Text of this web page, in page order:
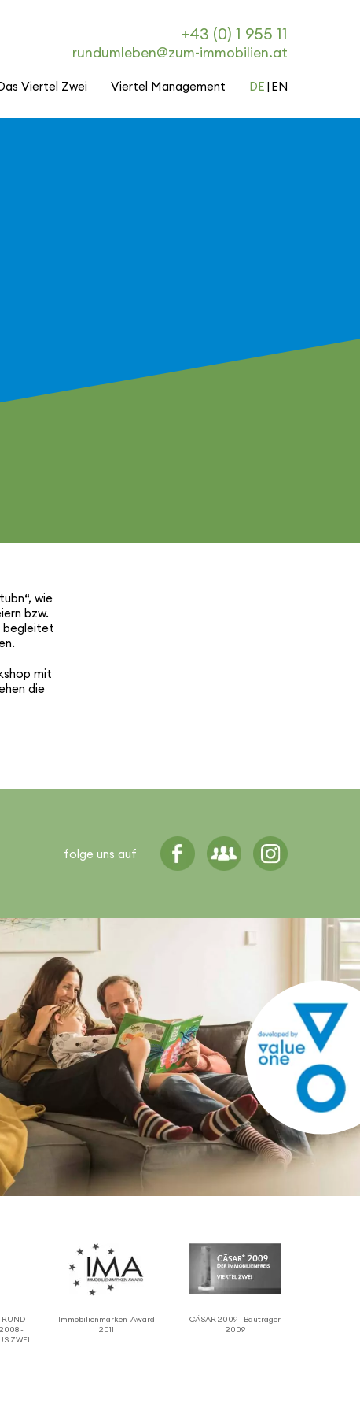
Viertel Zwei Viertel Management DE EN
+43 (0) 1 955 11
rundumleben@zum-immobilien.at
wie
bzw.
begleitet
mit
die
folge uns auf
RUND
-
ZWEI
Immo­bi­li­en­marken-Award
2011
CÄSAR 2009 - Bauträger
2009